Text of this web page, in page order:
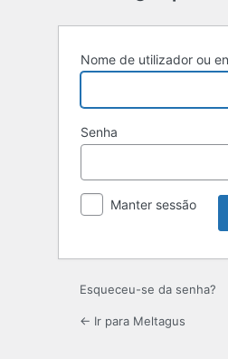
Nome de utilizador ou
Senha
Manter sessão
Esqueceu-se da senha?
← Ir para Meltagus